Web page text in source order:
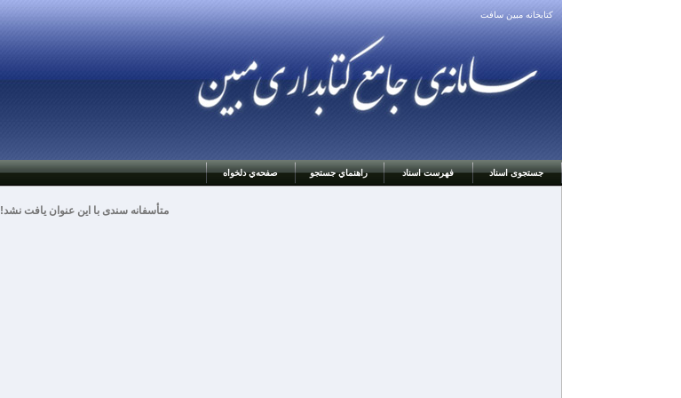
كتابخانه مبين سافت
جستجوی اسناد فهرست اسناد راهنماي جستجو صفحه‌ي دلخواه
متأسفانه سندی با این عنوان یافت نشد!